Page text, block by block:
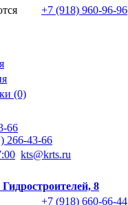
+7 (918) 960-96-96
(0)
66
266-43-66
kts@krts.ru
8
+7 (918) 660-66-44